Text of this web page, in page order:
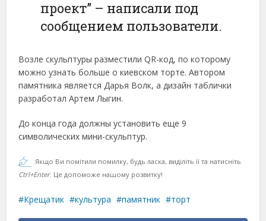
проект” – написали под
сообщением пользователи.
Возле скульптуры разместили QR-код, по которому
можно узнать больше о киевском торте. Автором
памятника является Дарья Волк, а дизайн таблички
разработал Артем Лыгин.
До конца года должны установить еще 9
символических мини-скульптур.
Якщо Ви помітили помилку, будь ласка, виділіть її та натисніть
Ctrl+Enter. Це допоможе нашому розвитку!
Крещатик культура памятник торт